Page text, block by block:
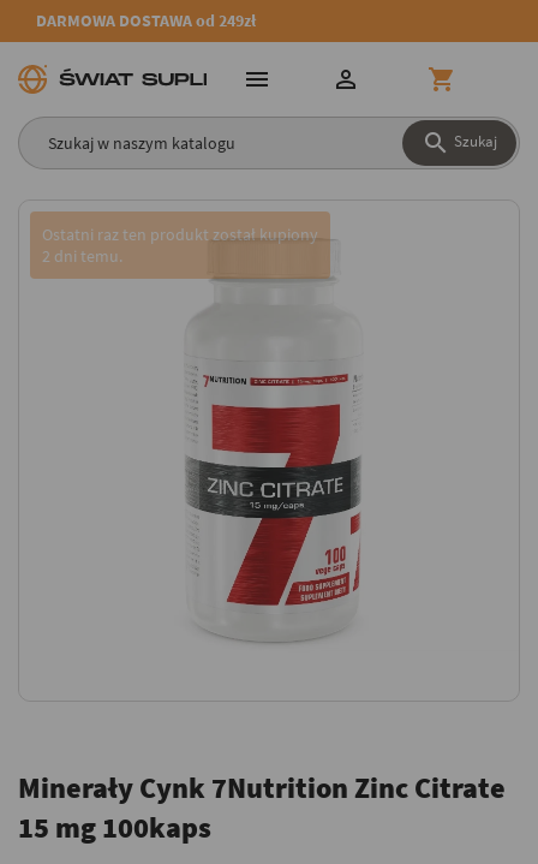
DARMOWA DOSTAWA od 249zł
 Szukaj
  
Minerały Cynk 7Nutrition Zinc Citrate
15 mg 100kaps